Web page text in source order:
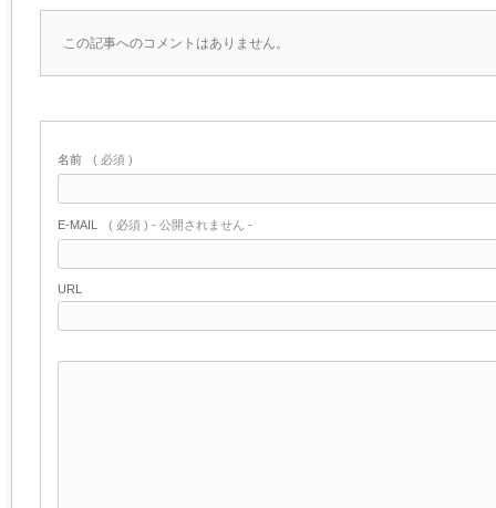
この記事へのコメントはありません。
名前 ( 必須 )
E-MAIL ( 必須 ) - 公開されません -
URL